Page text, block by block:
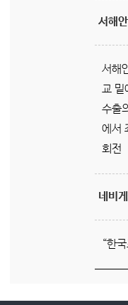
서해
서해
교
수출
에서
회전
네비
“한